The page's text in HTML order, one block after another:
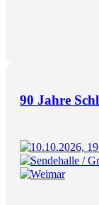
90 Jahre
10.10.2026,
Sendehalle /
Weimar